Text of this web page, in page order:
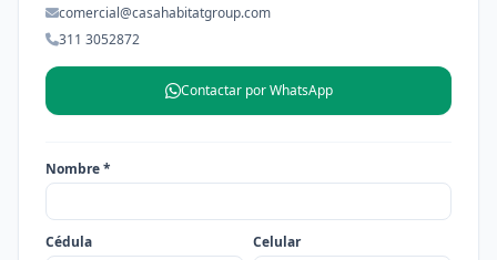
comercial@casahabitatgroup.com
311 3052872
Contactar por WhatsApp
Nombre *
Cédula Celular